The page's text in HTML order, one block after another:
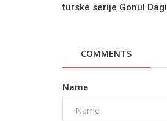
turske serije Gonul Dagi
COMMENTS
Name